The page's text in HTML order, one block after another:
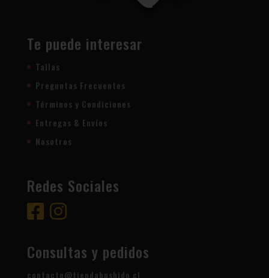
Te puede interesar
Tallas
Preguntas Frecuentes
Términos y Condiciones
Entregas & Envíos
Nosotros
Redes Sociales
Consultas y pedidos
contacto@tiendabushido.cl